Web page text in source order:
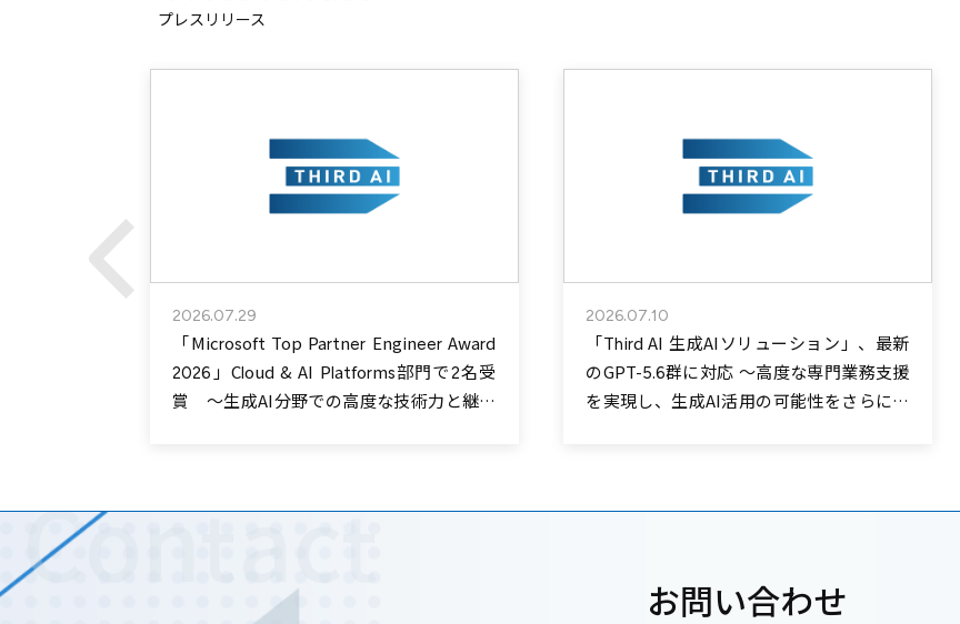
プレスリリース
2026.07.29
「Microsoft Top Partner Engineer Award
2026」Cloud & AI Platforms部門で2名受
賞 ～生成AI分野での高度な技術力と継続
2026.07.10
「Third AI 生成AIソリューション」、最新
のGPT-5.6群に対応 ～高度な専門業務支援
を実現し、生成AI活用の可能性をさらに拡
お問い合わせ